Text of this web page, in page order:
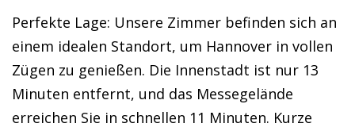
Perfekte Lage: Unsere Zimmer befinden sich an
einem idealen Standort, um Hannover in vollen
Zügen zu genießen. Die Innenstadt ist nur 13
Minuten entfernt, und das Messegelände
erreichen Sie in schnellen 11 Minuten. Kurze